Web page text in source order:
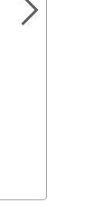
社區發展季刊